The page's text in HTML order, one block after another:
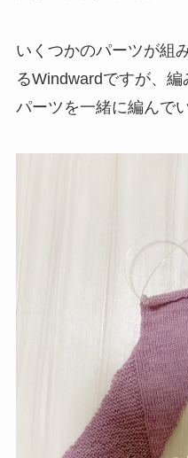
いくつかのパーツが組
るWindwardですが、
パーツを一緒に編んで